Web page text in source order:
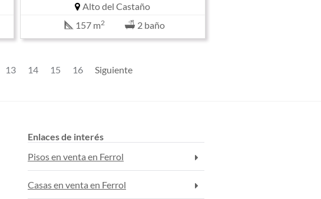
Alto del Castaño
157 m2 2 baño
13 14 15 16 Siguiente
Enlaces de interés
Pisos en venta en Ferrol
Casas en venta en Ferrol